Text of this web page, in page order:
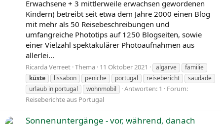
Erwachsene + 3 mittlerweile erwachsen gewordenen
Kindern) betreibt seit etwa dem Jahre 2000 einen Blog
mit mehr als 50 Reisebeschreibungen und
umfangreiche Phototips auf 1250 Blogseiten, sowie
einer Vielzahl spektakulärer Photoaufnahmen aus
allerlei...
Ricarda Verreet Thema 11 Oktober 2021 algarve
familie
küste
lissabon peniche portugal reisebericht
saudade
urlaub in portugal
wohnmobil Antworten: 1
Forum:
Reiseberichte aus Portugal
Sonnenuntergänge - vor, während, danach